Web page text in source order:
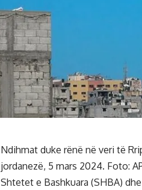
Ndihmat duke rënë në veri të
jordanezë, 5 mars 2024. Foto:
Shtetet e Bashkuara (SHBA)